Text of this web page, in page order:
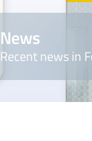
News
Recent news in